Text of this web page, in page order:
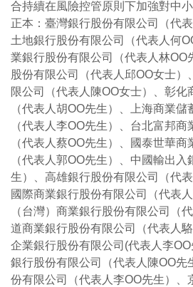
合持續在風險控管原則下加強對中小
正本：臺灣銀行股份有限公司（代
土地銀行股份有限公司（代表人何
業銀行股份有限公司（代表人林OO
股份有限公司（代表人邱OO女士）
限公司（代表人陳OO女士）、彰化
（代表人胡OO先生）、上海商業儲
（代表人李OO先生）、台北富邦商
（代表人蔡OO先生）、國泰世華商
（代表人郭OO先生）、中國輸出
生）、高雄銀行股份有限公司（代
國際商業銀行股份有限公司（代表
（台灣）商業銀行股份有限公司（
道商業銀行股份有限公司（代表人
企業銀行股份有限公司(代表人李
銀行股份有限公司（代表人陳OO先
份有限公司（代表人李OO先生）、